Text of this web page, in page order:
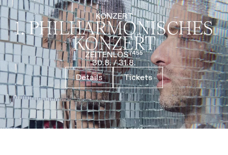
KONZERT
1. PHILHARMO­NISCHES
KONZERT
ZEITENLOS⁷⁴⁵⁵
30.8. / 31.8.
Details
Tickets